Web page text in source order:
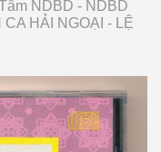
NDBD - NDBD
HẢI NGOẠI - LỆ